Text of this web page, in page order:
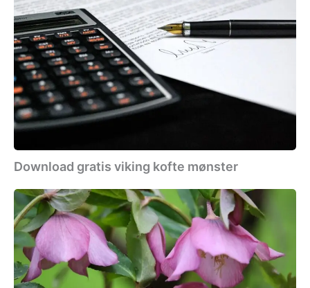
gratis
viking
kofte
mønster
Download gratis viking kofte mønster
Download
gratis
bloomers
mønster